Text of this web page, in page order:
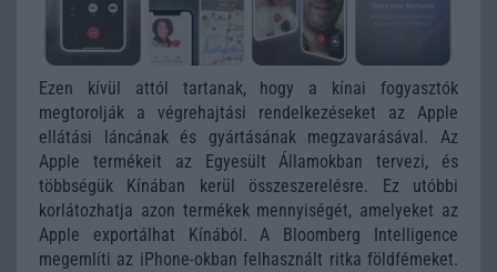
Ezen kívül attól tartanak, hogy a kínai fogyasztók
megtorolják a végrehajtási rendelkezéseket az Apple
ellátási láncának és gyártásának megzavarásával. Az
Apple termékeit az Egyesült Államokban tervezi, és
többségük Kínában kerül összeszerelésre. Ez utóbbi
korlátozhatja azon termékek mennyiségét, amelyeket az
Apple exportálhat Kínából. A Bloomberg Intelligence
megemlíti az iPhone-okban felhasznált ritka földfémeket.